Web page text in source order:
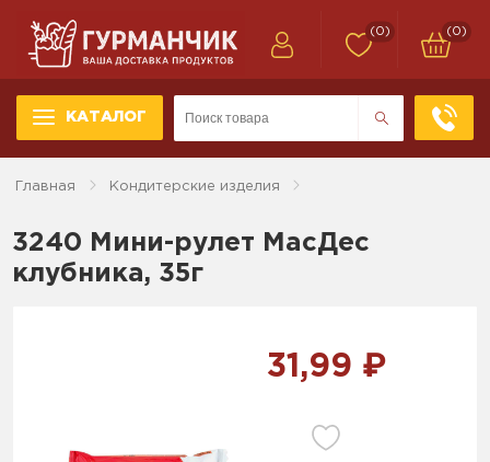
КАТАЛОГ
(0) (0)
Главная Кондитерские изделия
3240 Мини-рулет МасДес
клубника, 35г
31,99 ₽